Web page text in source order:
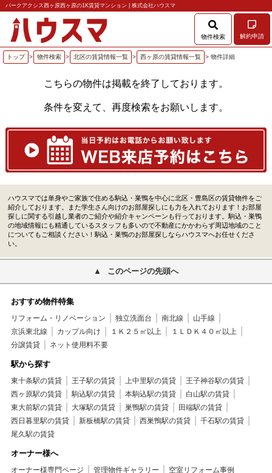
パークアクシス西ヶ原西ヶ原の1K賃貸マンション | 株式会社ハウスマ
物件検索 解約申請
トップ > 物件検索 > 北区の賃貸情報一覧 > 西ヶ原の賃貸情報一覧 > 物件詳細
こちらの物件は掲載を終了しております。
条件を変えて、再度検索をお願いします。
ハウスマでは単身やご家族で住める駒込・巣鴨を中心に北区・豊島区の賃貸物件をご
紹介しております。また学生さん向けのお部屋探しにも力を入れております！お部屋
探しに関する引越し業者のご紹介や紹介キャンペーンも行っております。駒込・巣鴨
の地域情報にも精通しているスタッフも多いので不動産にかかわらず周辺地域のこと
についてもご相談ください！駒込・巣鴨のお部屋探しならハウスマへお任せくださ
い。
このページの先頭へ
おすすめ物件特集
リフォーム・リノベーション 独立洗面台 南北線
山手線
京浜東北線
カップル向け １Ｋ２５㎡以上
１ＬＤＫ４０㎡以上
分譲賃貸
ネット使用料不要
駅から探す
東十条駅の賃貸 王子駅の賃貸 上中里駅の賃貸
王子神谷駅の賃貸
西ヶ原駅の賃貸
駒込駅の賃貸 本駒込駅の賃貸
白山駅の賃貸
東大前駅の賃貸
大塚駅の賃貸 巣鴨駅の賃貸
田端駅の賃貸
西日暮里駅の賃貸
新板橋駅の賃貸 西巣鴨駅の賃貸
千石駅の賃貸
尾久駅の賃貸
オーナー様へ
オーナー様専門ページ 管理物件ギャラリー 空室リフォーム事例